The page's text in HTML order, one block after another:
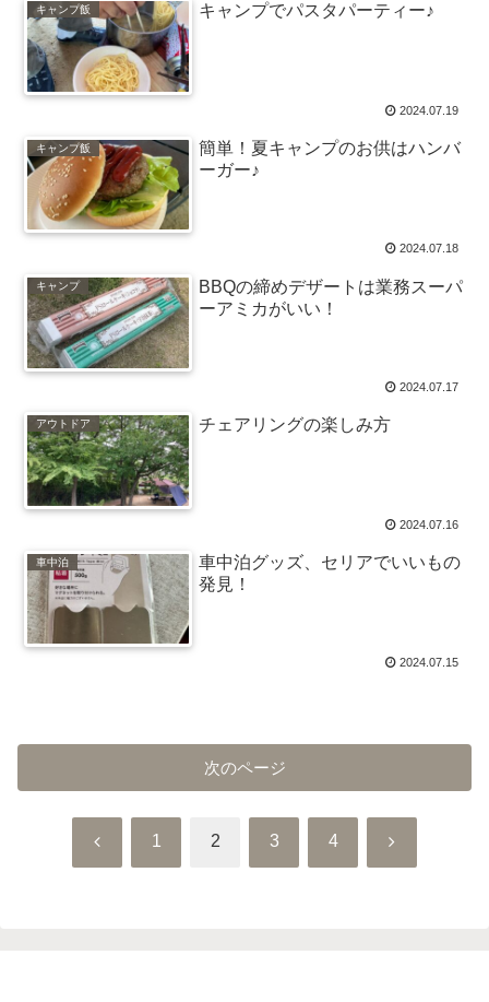
キャンプ飯 キャンプでパスタパーティー♪
2024.07.19
キャンプ飯
簡単！夏キャンプのお供はハンバ
ーガー♪
2024.07.18
キャンプ
BBQの締めデザートは業務スーパ
ーアミカがいい！
2024.07.17
アウトドア チェアリングの楽しみ方
2024.07.16
車中泊
車中泊グッズ、セリアでいいもの
発見！
2024.07.15
次のページ
前 1 2 3 4 次